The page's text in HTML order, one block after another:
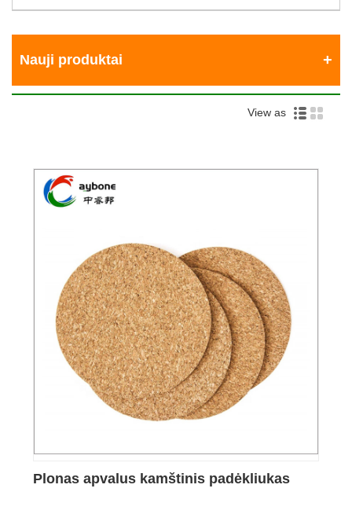
Nauji produktai
View as
Plonas apvalus kamštinis padėkliukas